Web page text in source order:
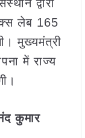
द्वारा
लेब 165
मुख्यमंत्री
में राज्य
कुमार